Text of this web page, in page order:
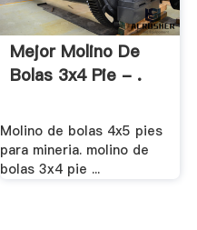
Mejor Molino De
Bolas 3x4 Pie - .
Molino de bolas 4x5 pies
para mineria. molino de
bolas 3x4 pie ...